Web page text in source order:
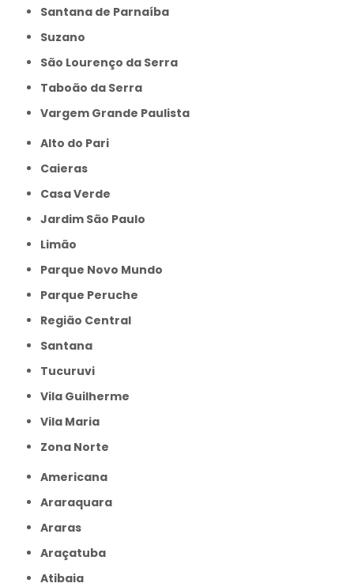
Santana de Parnaíba
Suzano
São Lourenço da Serra
Taboão da Serra
Vargem Grande Paulista
Alto do Pari
Caieras
Casa Verde
Jardim São Paulo
Limão
Parque Novo Mundo
Parque Peruche
Região Central
Santana
Tucuruvi
Vila Guilherme
Vila Maria
Zona Norte
Americana
Araraquara
Araras
Araçatuba
Atibaia